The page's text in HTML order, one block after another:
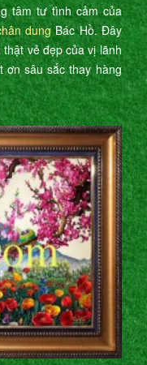
tâm tư tình cảm của
dungBác Hồ. Đây
vẻ đẹp của vị lãnh
ơn sâu sắc thay hàng